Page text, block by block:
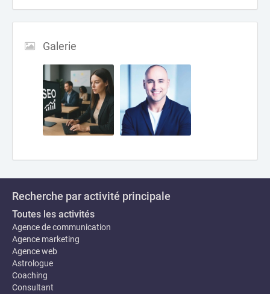
Galerie
Recherche par activité principale
Toutes les activités
Agence de communication
Agence marketing
Agence web
Astrologue
Coaching
Consultant